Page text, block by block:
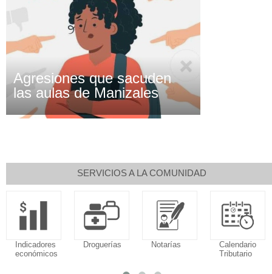
Agresiones que sacuden
las aulas de Manizales
SERVICIOS A LA COMUNIDAD
Indicadores
económicos
Droguerías Notarías
Calendario
Tributario